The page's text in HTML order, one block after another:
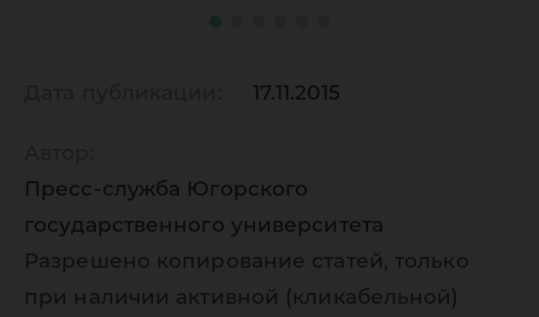
17.11.2015
Пресс-служба Югорского
государственного университета
Разрешено копирование статей, только
при наличии активной (кликабельной)